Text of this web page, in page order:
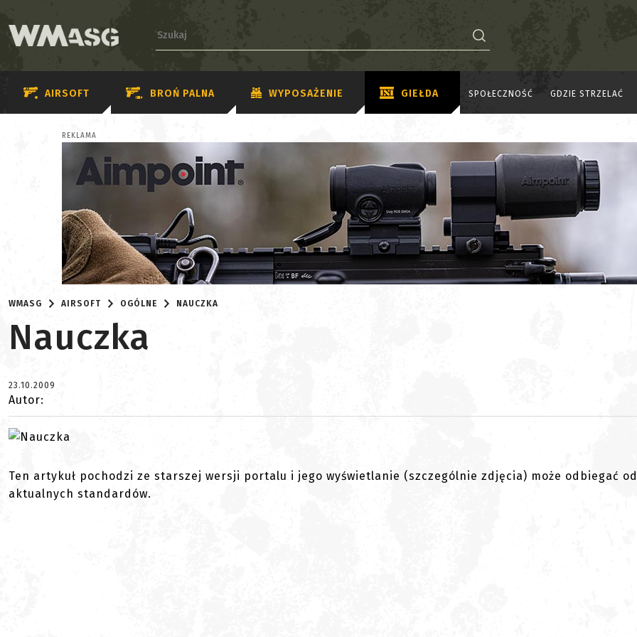
AIRSOFT BROŃ PALNA WYPOSAŻENIE GIEŁDA SPOŁECZNOŚĆ GDZIE STRZELAĆ
REKLAMA
WMASG AIRSOFT OGÓLNE NAUCZKA
Nauczka
23.10.2009
Autor:
Ten artykuł pochodzi ze starszej wersji portalu i jego wyświetlanie (szczególnie zdjęcia) może odbiegać od
aktualnych standardów.